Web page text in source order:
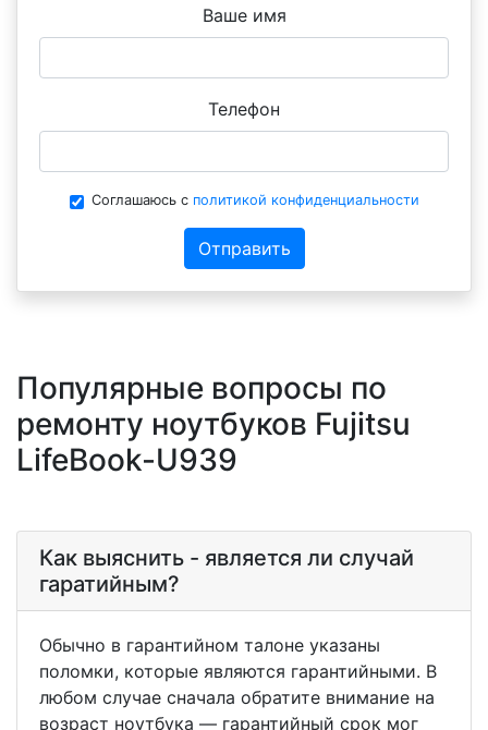
Ваше имя
Телефон
Соглашаюсь с политикой конфиденциальности
Отправить
Популярные вопросы по
ремонту ноутбуков Fujitsu
LifeBook-U939
Как выяснить - является ли случай
гаратийным?
Обычно в гарантийном талоне указаны
поломки, которые являются гарантийными. В
любом случае сначала обратите внимание на
возраст ноутбука — гарантийный срок мог